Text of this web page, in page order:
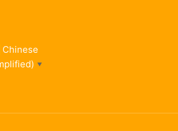
Chinese
▼